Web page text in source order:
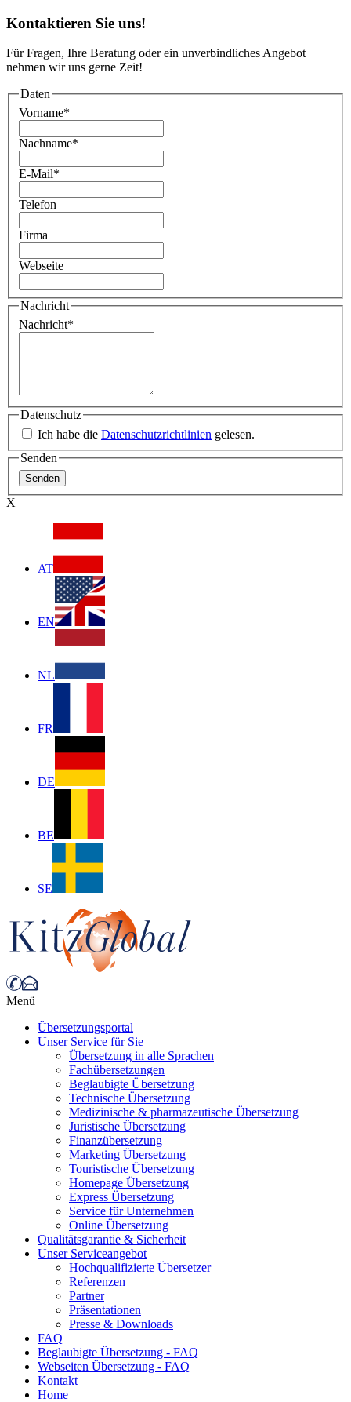
Kontaktieren Sie uns!
Für Fragen, Ihre Beratung oder ein unverbindliches Angebot
nehmen wir uns gerne Zeit!
Daten
Vorname*
Nachname*
E-Mail*
Telefon
Firma
Webseite
Nachricht
Nachricht*
Datenschutz
Ich habe die Datenschutzrichtlinien gelesen.
Senden
X
AT
EN
NL
FR
DE
BE
SE
Menü
Übersetzungsportal
Unser Service für Sie
Übersetzung in alle Sprachen
Fachübersetzungen
Beglaubigte Übersetzung
Technische Übersetzung
Medizinische & pharmazeutische Übersetzung
Juristische Übersetzung
Finanzübersetzung
Marketing Übersetzung
Touristische Übersetzung
Homepage Übersetzung
Express Übersetzung
Service für Unternehmen
Online Übersetzung
Qualitätsgarantie & Sicherheit
Unser Serviceangebot
Hochqualifizierte Übersetzer
Referenzen
Partner
Präsentationen
Presse & Downloads
FAQ
Beglaubigte Übersetzung - FAQ
Webseiten Übersetzung - FAQ
Kontakt
Home